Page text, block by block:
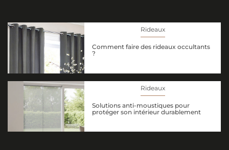
Rideaux
Comment faire des rideaux occultants
?
Rideaux
Solutions anti-moustiques pour
protéger son intérieur durablement